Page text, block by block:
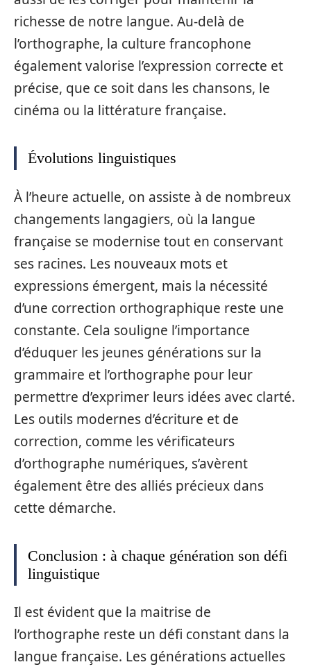
richesse de notre langue. Au-delà de
l’orthographe, la culture francophone
également valorise l’expression correcte et
précise, que ce soit dans les chansons, le
cinéma ou la littérature française.
Évolutions linguistiques
À l’heure actuelle, on assiste à de nombreux
changements langagiers, où la langue
française se modernise tout en conservant
ses racines. Les nouveaux mots et
expressions émergent, mais la nécessité
d’une correction orthographique reste une
constante. Cela souligne l’importance
d’éduquer les jeunes générations sur la
grammaire et l’orthographe pour leur
permettre d’exprimer leurs idées avec clarté.
Les outils modernes d’écriture et de
correction, comme les vérificateurs
d’orthographe numériques, s’avèrent
également être des alliés précieux dans
cette démarche.
Conclusion : à chaque génération son défi
linguistique
Il est évident que la maitrise de
l’orthographe reste un défi constant dans la
langue française. Les générations actuelles